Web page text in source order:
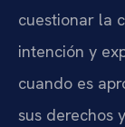
cuestionar la
intención y
cuando es
sus derechos